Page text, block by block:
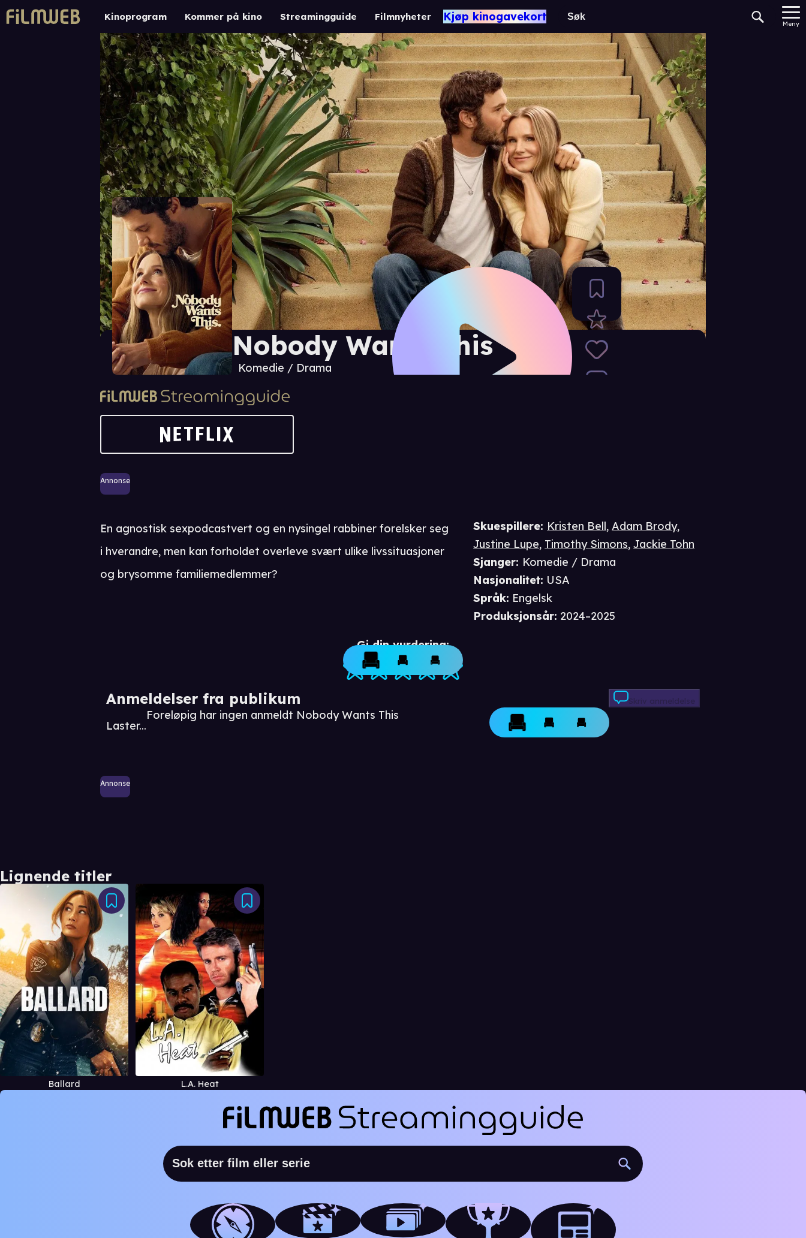
Kinoprogram Kommer på kino Streamingguide Filmnyheter Kjøp kinogavekort
Meny
Nobody Wants This
Komedie / Drama
Annonse
Gi din vurdering:
Anmeldelser fra publikum
Laster...
Foreløpig har ingen anmeldt Nobody Wants This
Skriv anmeldelse
Annonse
Skuespillere: Kristen Bell,Adam Brody,
Justine Lupe, Timothy Simons,Jackie Tohn
Sjanger: Komedie / Drama
Nasjonalitet: USA
Språk: Engelsk
Produksjonsår: 2024–2025
En agnostisk sexpodcastvert og en nysingel rabbiner forelsker seg
i hverandre, men kan forholdet overleve svært ulike livssituasjoner
og brysomme familiemedlemmer?
Lignende titler
Ballard L.A. Heat